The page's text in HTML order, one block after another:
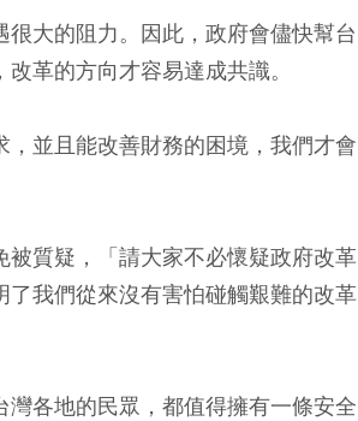
大的阻力。因此，政府會儘快幫台
革的方向才容易達成共識。
，並且能改善財務的困境，我們才會
質疑，「請大家不必懷疑政府改革
我們從來沒有害怕碰觸艱難的改革
各地的民眾，都值得擁有一條安全